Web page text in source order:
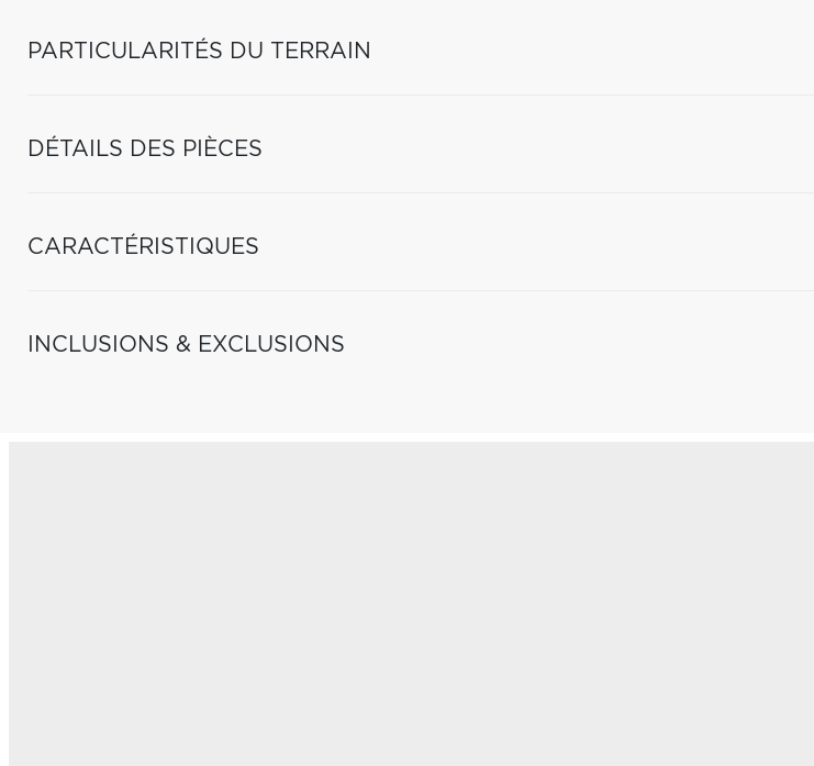
PARTICULARITÉS DU TERRAIN
DÉTAILS DES PIÈCES
CARACTÉRISTIQUES
INCLUSIONS & EXCLUSIONS